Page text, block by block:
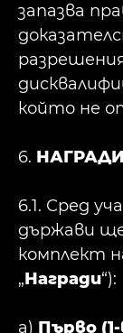
запазва
който не
6.
6.1. Сред
държави
комплект
„Награди“):
a) Първо